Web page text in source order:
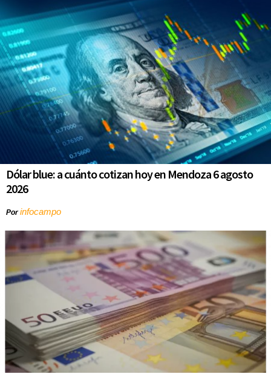
Dólar blue: a cuánto cotizan hoy en Mendoza 6 agosto
2026
Porinfocampo